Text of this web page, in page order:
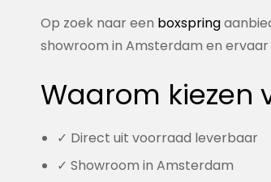
Op zoek naar een boxspring
showroom in Amsterdam en
Waarom kiezen
✓ Direct uit voorraad leverbaar
✓ Showroom in Amsterdam